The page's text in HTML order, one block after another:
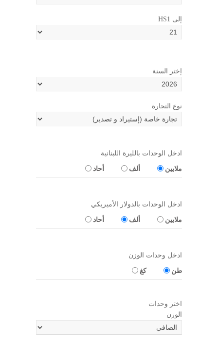
HS1 إلى
إختر السنة
نوع التجارة
ادخل الوحدات بالليرة اللبنانية
ملايين ألف أحاد
ادخل الوحدات بالدولار الأميريكي
ملايين ألف أحاد
ادخل وحدات الوزن
طن كغ
اختر وحدات
الوزن